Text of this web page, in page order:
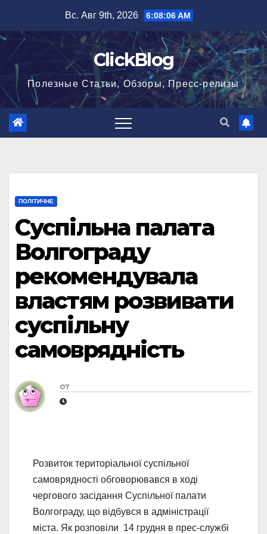
содержимому
Вс. Авг 9th, 2026 6:08:07 AM
ClickBlog
Полезные Статьи, Обзоры, Пресс-релизы
ПОЛІТИЧНЕ
Суспільна палата
Волгограду
рекомендувала
властям розвивати
суспільну
самоврядність
от
Розвиток територіальної суспільної
самоврядності обговорювався в ході
чергового засідання Суспільної палати
Волгограду, що відбувся в адміністрації
міста. Як розповіли 14 грудня в прес-службі